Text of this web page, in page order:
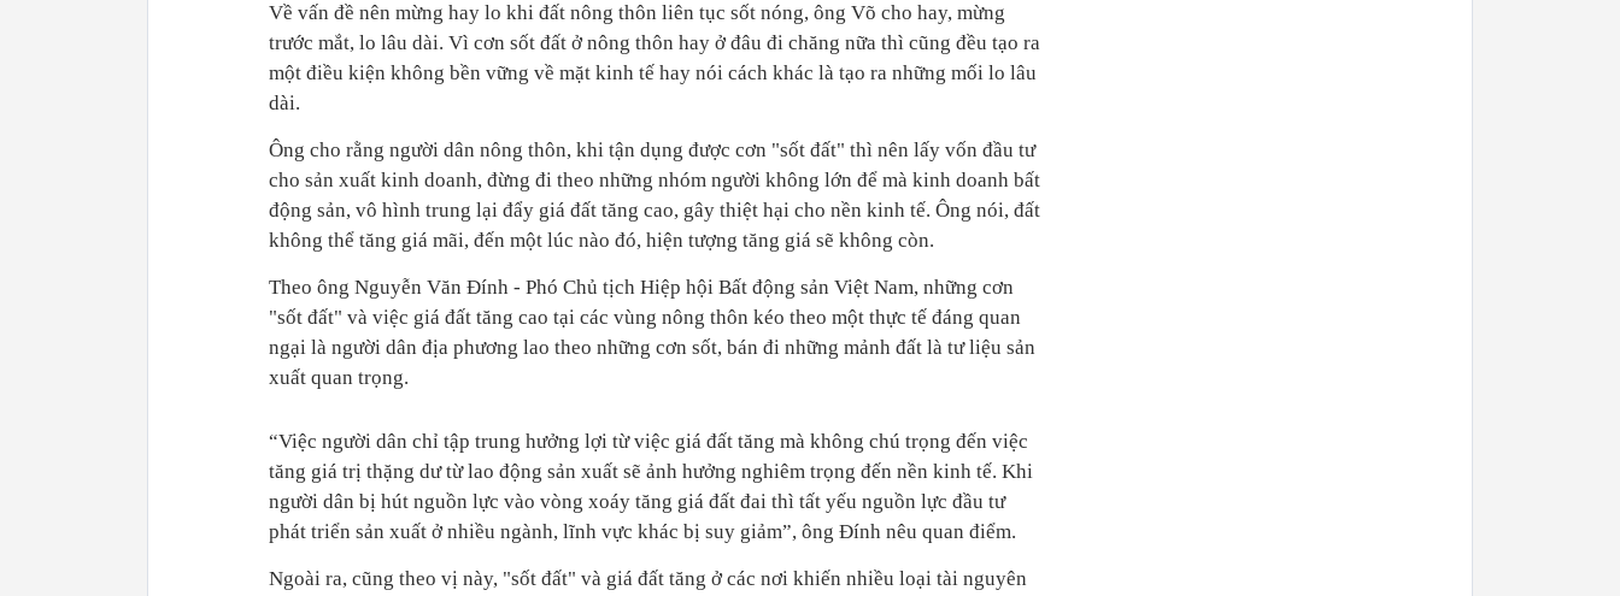
Về vấn đề nên mừng hay lo khi đất nông thôn liên tục sốt nóng, ông Võ cho hay, mừng
trước mắt, lo lâu dài. Vì cơn sốt đất ở nông thôn hay ở đâu đi chăng nữa thì cũng đều tạo ra
một điều kiện không bền vững về mặt kinh tế hay nói cách khác là tạo ra những mối lo lâu
dài.
Ông cho rằng người dân nông thôn, khi tận dụng được cơn "sốt đất" thì nên lấy vốn đầu tư
cho sản xuất kinh doanh, đừng đi theo những nhóm người không lớn để mà kinh doanh bất
động sản, vô hình trung lại đẩy giá đất tăng cao, gây thiệt hại cho nền kinh tế. Ông nói, đất
không thể tăng giá mãi, đến một lúc nào đó, hiện tượng tăng giá sẽ không còn.
Theo ông Nguyễn Văn Đính - Phó Chủ tịch Hiệp hội Bất động sản Việt Nam, những cơn
"sốt đất" và việc giá đất tăng cao tại các vùng nông thôn kéo theo một thực tế đáng quan
ngại là người dân địa phương lao theo những cơn sốt, bán đi những mảnh đất là tư liệu sản
xuất quan trọng.
“Việc người dân chỉ tập trung hưởng lợi từ việc giá đất tăng mà không chú trọng đến việc
tăng giá trị thặng dư từ lao động sản xuất sẽ ảnh hưởng nghiêm trọng đến nền kinh tế. Khi
người dân bị hút nguồn lực vào vòng xoáy tăng giá đất đai thì tất yếu nguồn lực đầu tư
phát triển sản xuất ở nhiều ngành, lĩnh vực khác bị suy giảm”, ông Đính nêu quan điểm.
Ngoài ra, cũng theo vị này, "sốt đất" và giá đất tăng ở các nơi khiến nhiều loại tài nguyên